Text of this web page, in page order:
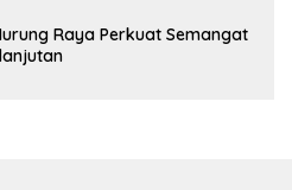
Raya Perkuat Semangat